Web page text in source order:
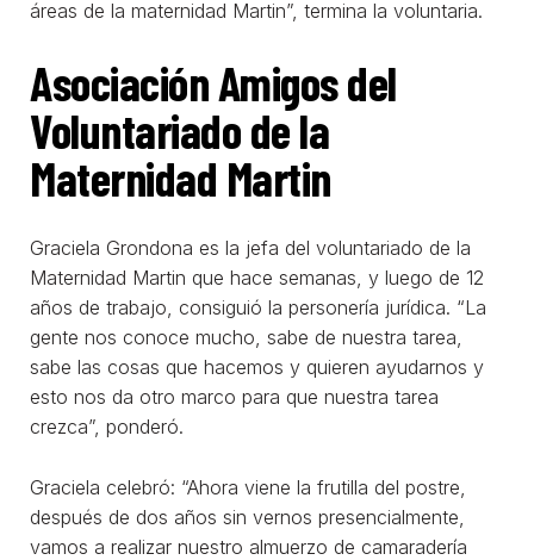
áreas de la maternidad Martin”, termina la voluntaria.
Asociación Amigos del
Voluntariado de la
Maternidad Martin
Graciela Grondona es la jefa del voluntariado de la
Maternidad Martin que hace semanas, y luego de 12
años de trabajo, consiguió la personería jurídica. “La
gente nos conoce mucho, sabe de nuestra tarea,
sabe las cosas que hacemos y quieren ayudarnos y
esto nos da otro marco para que nuestra tarea
crezca”, ponderó.
Graciela celebró: “Ahora viene la frutilla del postre,
después de dos años sin vernos presencialmente,
vamos a realizar nuestro almuerzo de camaradería